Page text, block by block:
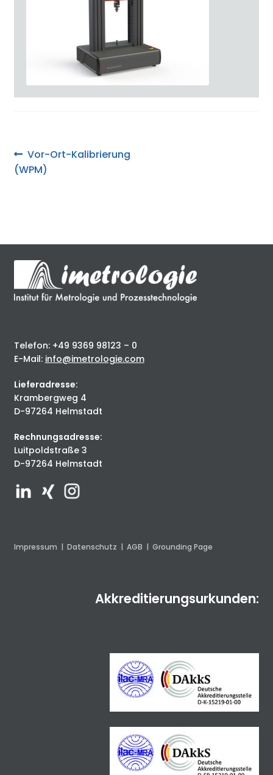
Beitragsnavigation
Vorheriger
Beitrag:
Vor-Ort-Kalibrierung
(WPM)
Telefon: +49 9369 98123 – 0
E-Mail: info@imetrologie.com
Lieferadresse:
Krambergweg 4
D-97264 Helmstadt
Rechnungsadresse:
Luitpoldstraße 3
D-97264 Helmstadt
Impressum | Datenschutz | AGB | Grounding Page
Akkreditierungsurkunden: